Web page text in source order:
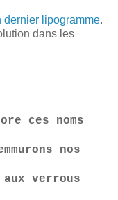
dernier lipogramme.
dans les
ces noms
nos
aux verrous